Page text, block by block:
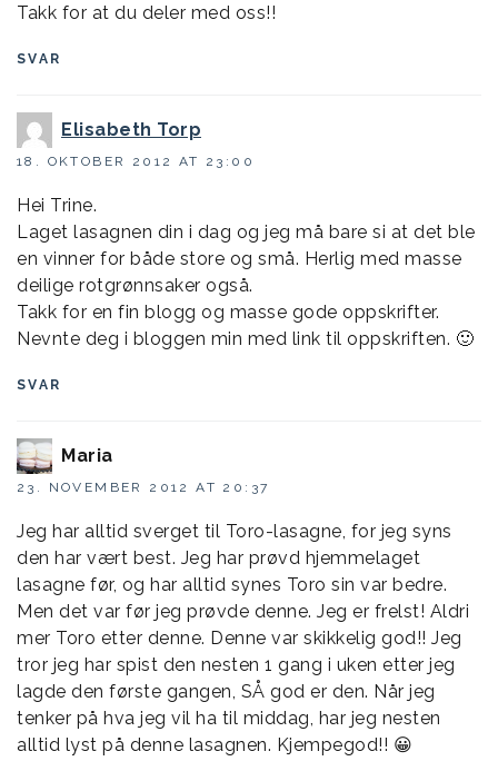
Takk for at du deler med oss!!
SVAR
Elisabeth Torp
18. OKTOBER 2012 AT 23:00
Hei Trine.
Laget lasagnen din i dag og jeg må bare si at det ble
en vinner for både store og små. Herlig med masse
deilige rotgrønnsaker også.
Takk for en fin blogg og masse gode oppskrifter.
Nevnte deg i bloggen min med link til oppskriften. 🙂
SVAR
Maria
23. NOVEMBER 2012 AT 20:37
Jeg har alltid sverget til Toro-lasagne, for jeg syns
den har vært best. Jeg har prøvd hjemmelaget
lasagne før, og har alltid synes Toro sin var bedre.
Men det var før jeg prøvde denne. Jeg er frelst! Aldri
mer Toro etter denne. Denne var skikkelig god!! Jeg
tror jeg har spist den nesten 1 gang i uken etter jeg
lagde den første gangen, SÅ god er den. Når jeg
tenker på hva jeg vil ha til middag, har jeg nesten
alltid lyst på denne lasagnen. Kjempegod!! 😀